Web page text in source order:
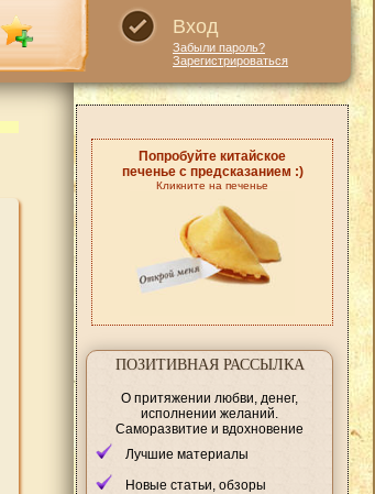
Вход
Забыли пароль?
Зарегистрироваться
Попробуйте китайское
печенье с предсказанием :)
Кликните на печенье
ПОЗИТИВНАЯ РАССЫЛКА
О притяжении любви, денег,
исполнении желаний.
Саморазвитие и вдохновение
Лучшие материалы
Новые статьи, обзоры